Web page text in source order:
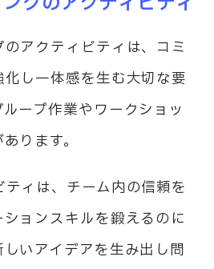
アクティビティは、コミ
し一体感を生む大切な要
ープ作業やワークショッ
ります。
ィは、チーム内の信頼を
ョンスキルを鍛えるのに
いアイデアを生み出し問